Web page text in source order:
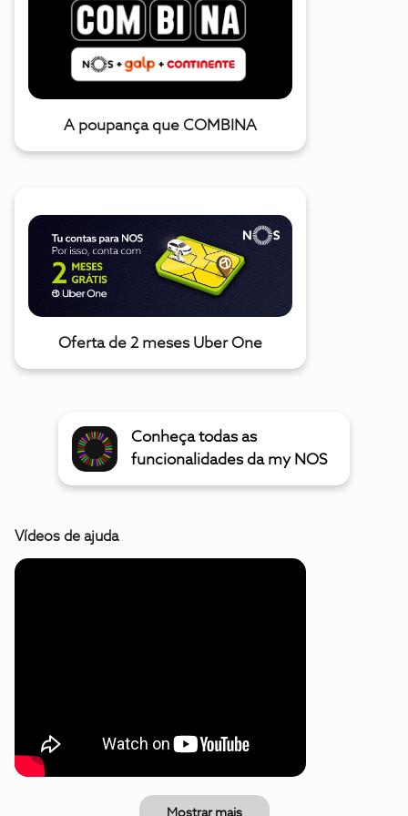
A poupança que COMBINA
Oferta de 2 meses Uber One
Conheça todas as
funcionalidades da my NOS
Vídeos de ajuda